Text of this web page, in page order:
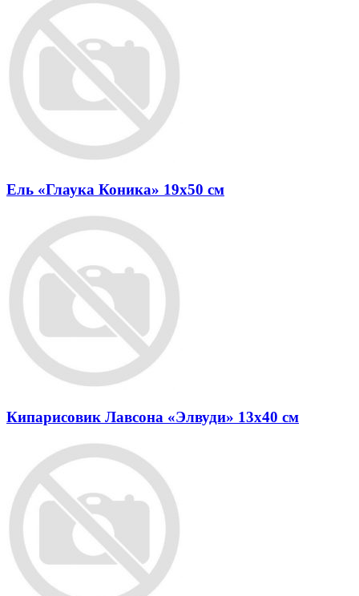
Ель «Глаука Коника» 19x50 см
Кипарисовик Лавсона «Элвуди» 13x40 см